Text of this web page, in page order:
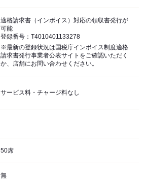
適格請求書（インボイス）対応の領収書発行が
可能
登録番号：T4010401133278
※最新の登録状況は国税庁インボイス制度適格
請求書発行事業者公表サイトをご確認いただく
か、店舗にお問い合わせください。
サービス料・チャージ料なし
50席
無